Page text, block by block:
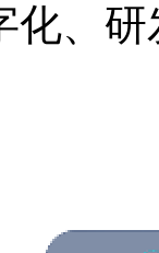
化